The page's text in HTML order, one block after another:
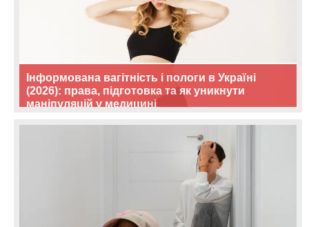
Інформована вагітність і пологи в Україні
(2026): права, підготовка та як уникнути
маніпуляцій у медицині